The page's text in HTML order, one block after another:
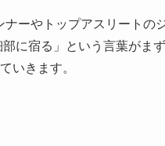
ーやトップアスリートの
に宿る」という言葉がま
いきます。